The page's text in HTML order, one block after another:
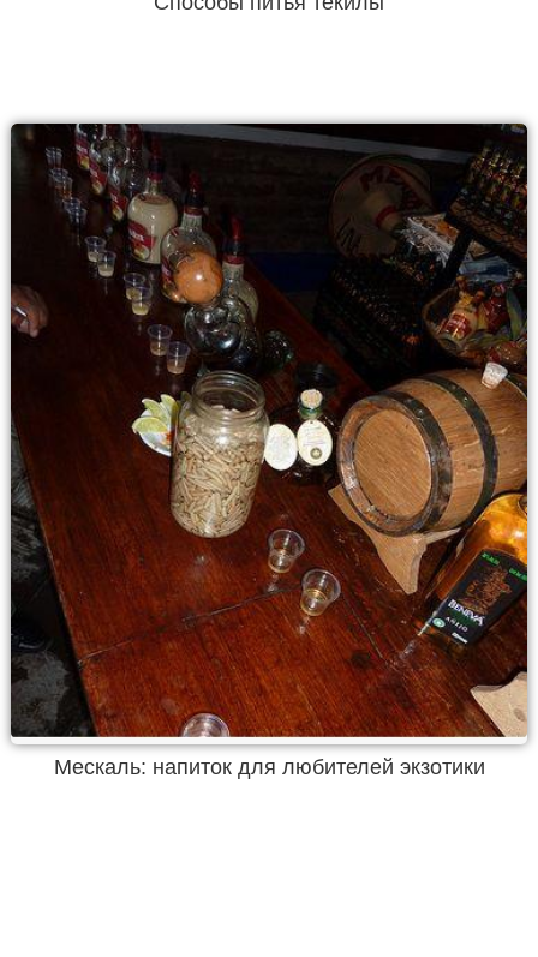
Мескаль: напиток для любителей экзотики